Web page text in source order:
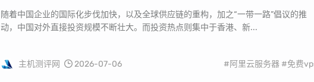
随着中国企业的国际化步伐加快，以及全球供应链的重构，加之“一带一路”倡议的推
动，中国对外直接投资规模不断壮大。而投资热点则集中于香港、新...
主机测评网 2026-07-06 #阿里云服务器 #免费